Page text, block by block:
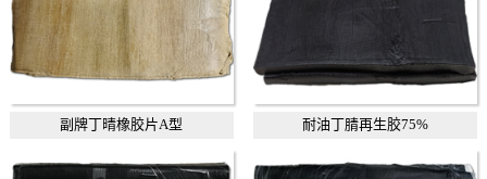
副牌丁晴橡胶片A型 耐油丁腈再生胶75%